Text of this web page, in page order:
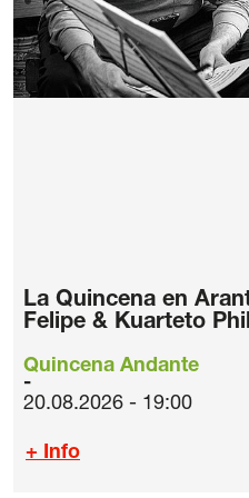
La Quincena en
Felipe & Kuarteto
Quincena Andante
20.08.2026 - 19:00
+ Info